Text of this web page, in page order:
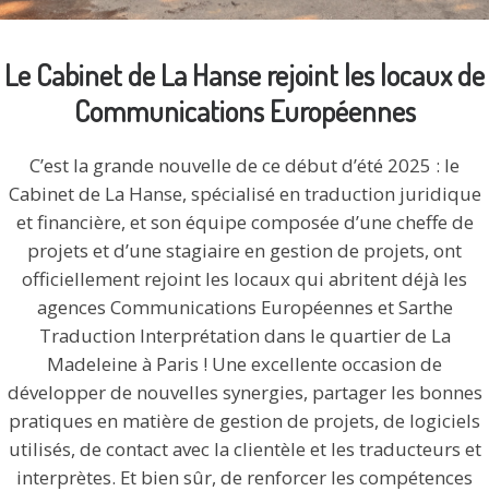
Le Cabinet de La Hanse rejoint les locaux de
Communications Européennes
C’est la grande nouvelle de ce début d’été 2025 : le
Cabinet de La Hanse, spécialisé en traduction juridique
et financière, et son équipe composée d’une cheffe de
projets et d’une stagiaire en gestion de projets, ont
officiellement rejoint les locaux qui abritent déjà les
agences Communications Européennes et Sarthe
Traduction Interprétation dans le quartier de La
Madeleine à Paris ! Une excellente occasion de
développer de nouvelles synergies, partager les bonnes
pratiques en matière de gestion de projets, de logiciels
utilisés, de contact avec la clientèle et les traducteurs et
interprètes. Et bien sûr, de renforcer les compétences